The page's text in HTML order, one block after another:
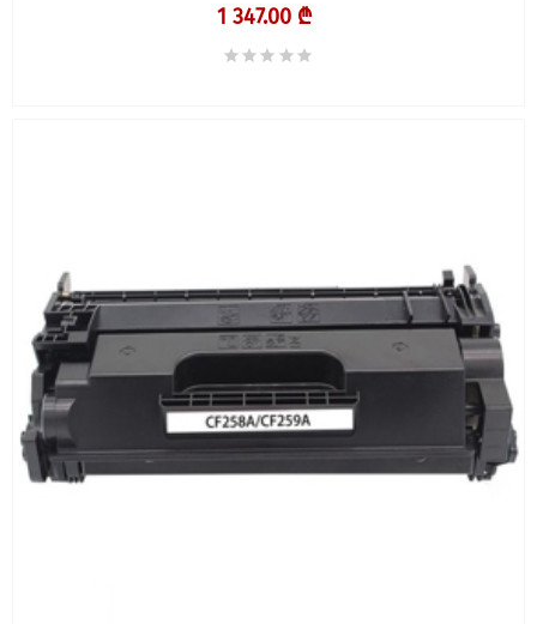
1 347.00 ₾